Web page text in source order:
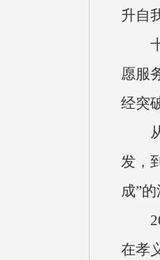
升自
愿服
经突
发，
成”
在孝